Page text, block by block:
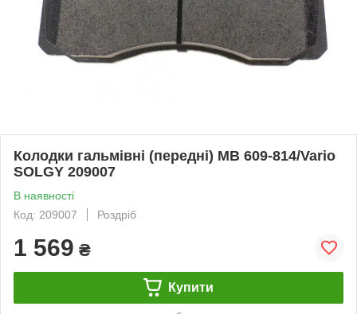
Колодки гальмівні (передні) MB 609-814/Vario
SOLGY 209007
В наявності
Код: 209007
Роздріб
1 569 ₴
Купити